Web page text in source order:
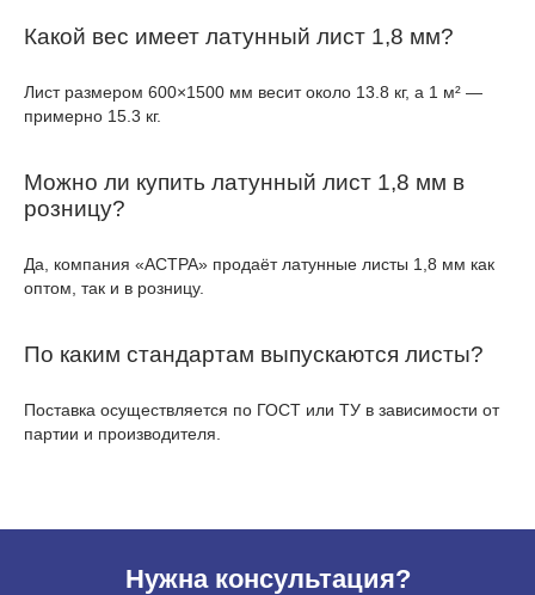
Какой вес имеет латунный лист 1,8 мм?
Лист размером 600×1500 мм весит около 13.8 кг, а 1 м² —
примерно 15.3 кг.
Можно ли купить латунный лист 1,8 мм в
розницу?
Да, компания «АСТРА» продаёт латунные листы 1,8 мм как
оптом, так и в розницу.
По каким стандартам выпускаются листы?
Поставка осуществляется по ГОСТ или ТУ в зависимости от
партии и производителя.
Нужна консультация?